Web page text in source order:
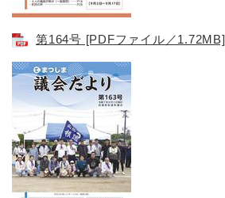
第164号 [PDFファイル／1.72MB]